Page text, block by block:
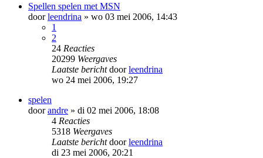
Spellen spelen met MSN
doorleendrina » wo 03 mei 2006, 14:43
1
2
24 Reacties
20299 Weergaves
Laatste berichtdoorleendrina
wo 24 mei 2006, 19:27
spelen
doorandre » di 02 mei 2006, 18:08
4 Reacties
5318 Weergaves
Laatste berichtdoorleendrina
di 23 mei 2006, 20:21